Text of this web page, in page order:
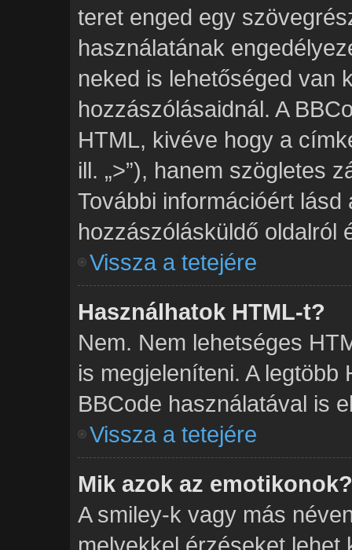
teret enged egy
használatának
neked is lehetőséged van
hozzászólásaidnál. A
HTML, kivéve hogy a
ill. „>”), hanem szögletes
További információért
hozzászólásküldő oldalról
Vissza a tetejére
Használhatok HTML-t?
Nem. Nem lehetséges
is megjeleníteni. A
BBCode használatával is
Vissza a tetejére
Mik azok az emotikonok?
A smiley-k vagy más